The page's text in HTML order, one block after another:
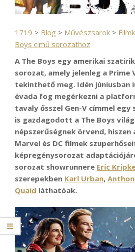
1719 > Blog > Művészsarok >
Boys című sorozathoz
A The Boys egy amerikai
sorozat, amely jelenleg a Prime
tekinthető meg. Idén júniusban
évada fog megérkezni a
tavaly ősszel Gen-V címmel
is gazdagodott a The Boys
népszerűségnek örvend, hiszen
Marvel és DC filmek
képregénysorozat
sorozat showrunnere Eric
szerepekben Karl Urban,
Quaid láthatóak.